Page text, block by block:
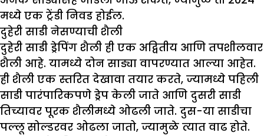
मध्ये एक ट्रेंडी निवड होईल.
दुहेरी साडी नेसण्याची शैली
दुहेरी साडी ड्रेपिंग शैली ही एक अद्वितीय आणि तपशीलवार
शैली आहे. यामध्ये दोन साड्या वापरण्यात आल्या आहेत.
ही शैली एक स्तरित देखावा तयार करते, ज्यामध्ये पहिली
साडी पारंपारिकपणे ड्रेप केली जाते आणि दुसरी साडी
तिच्यावर पूरक शैलीमध्ये ओढली जाते. दुस-या साडीचा
पल्लू सोल्डरवर ओढला जातो, ज्यामुळे त्यात वाढ होते.